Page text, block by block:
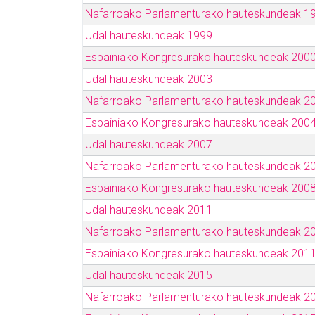
Nafarroako Parlamenturako hauteskundeak
Udal hauteskundeak 1999
Espainiako Kongresurako hauteskundeak 2000
Udal hauteskundeak 2003
Nafarroako Parlamenturako hauteskundeak
Espainiako Kongresurako hauteskundeak
Udal hauteskundeak 2007
Nafarroako Parlamenturako hauteskundeak
Espainiako Kongresurako hauteskundeak 2008
Udal hauteskundeak 2011
Nafarroako Parlamenturako hauteskundeak
Espainiako Kongresurako hauteskundeak 2011
Udal hauteskundeak 2015
Nafarroako Parlamenturako hauteskundeak